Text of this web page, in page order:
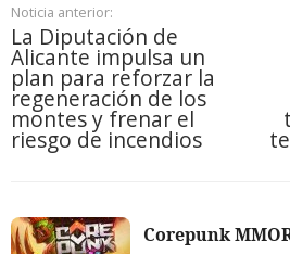
Noticia anterior:
La Diputación de
Alicante impulsa un
plan para reforzar la
regeneración de los
montes y frenar el
riesgo de incendios
Corepunk